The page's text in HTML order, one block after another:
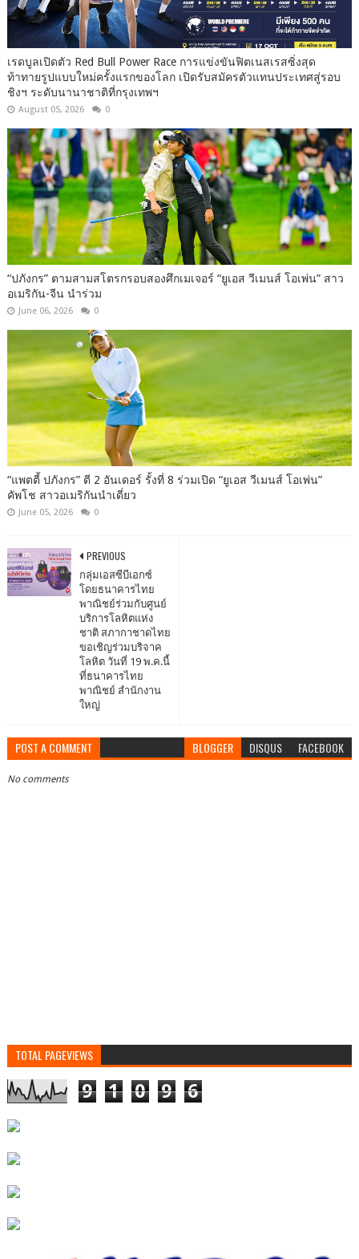
เรดบูลเปิดตัว Red Bull Power Race การแข่งขันฟิตเนสเรสซิ่งสุด
ท้าทายรูปแบบใหม่ครั้งแรกของโลก เปิดรับสมัครตัวแทนประเทศสู่รอบ
ชิงฯ ระดับนานาชาติที่กรุงเทพฯ
August 05, 2026 0
“ปภังกร” ตามสามสโตรกรอบสองศึกเมเจอร์ “ยูเอส วีเมนส์ โอเพ่น” สาว
อเมริกัน-จีน นำร่วม
June 06, 2026 0
“แพตตี้ ปภังกร” ตี 2 อันเดอร์ รั้งที่ 8 ร่วมเปิด “ยูเอส วีเมนส์ โอเพ่น”
คัพโช สาวอเมริกันนำเดี่ยว
June 05, 2026 0
PREVIOUS
กลุ่มเอสซีบีเอกซ์
โดยธนาคารไทย
พาณิชย์ร่วมกับศูนย์
บริการโลหิตแห่ง
ชาติ สภากาชาดไทย
ขอเชิญร่วมบริจาค
โลหิต วันที่ 19 พ.ค.นี้
ที่ธนาคารไทย
พาณิชย์ สำนักงาน
ใหญ่
POST A COMMENT BLOGGER DISQUS FACEBOOK
No comments
TOTAL PAGEVIEWS
9 1 0 9 6